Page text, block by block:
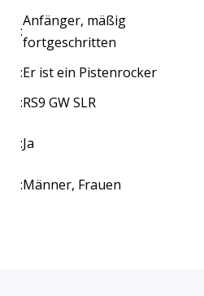
:
Anfänger, mäßig
fortgeschritten
:Er ist ein Pistenrocker
:RS9 GW SLR
:Ja
:Männer, Frauen